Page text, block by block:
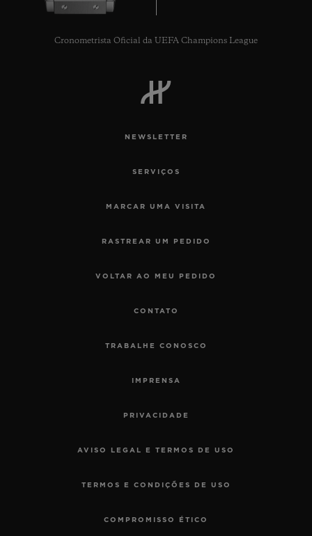
Cronometrista Oficial da UEFA Champions League
NEWSLETTER
SERVIÇOS
MARCAR UMA VISITA
RASTREAR UM PEDIDO
VOLTAR AO MEU PEDIDO
CONTATO
TRABALHE CONOSCO
IMPRENSA
PRIVACIDADE
AVISO LEGAL E TERMOS DE USO
TERMOS E CONDIÇÕES DE USO
COMPROMISSO ÉTICO